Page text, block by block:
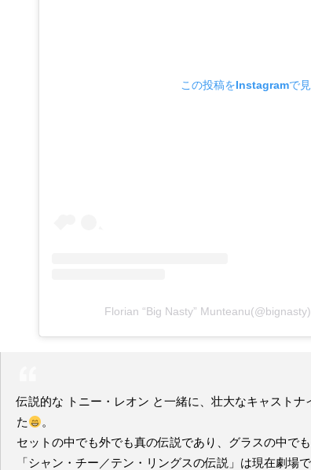
この投稿をInstagramで
Florian “Big Nasty”
伝説的な トニー・レオン と一緒に、壮大なキャストナ
た
。
セットの中でも外でも真の伝説であり、グラスの中で
「シャン・チー／テン・リングスの伝説」は現在劇場